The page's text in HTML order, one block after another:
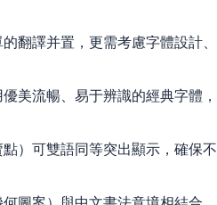
翻譯并置，更需考慮字體設計、
美流暢、易于辨識的經典字體，
）可雙語同等突出顯示，確保不